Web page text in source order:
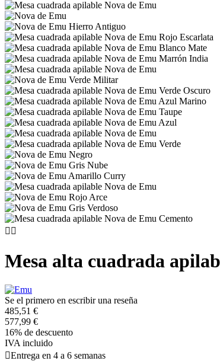
 
Mesa alta cuadrada
Se el primero en escribir una reseña
485,51 €
577,99 €
16% de descuento
IVA incluido
Entrega en 4 a 6 semanas